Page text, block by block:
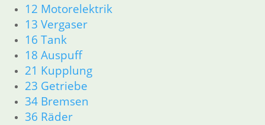
12 Motorelektrik
13 Vergaser
16 Tank
18 Auspuff
21 Kupplung
23 Getriebe
34 Bremsen
36 Räder